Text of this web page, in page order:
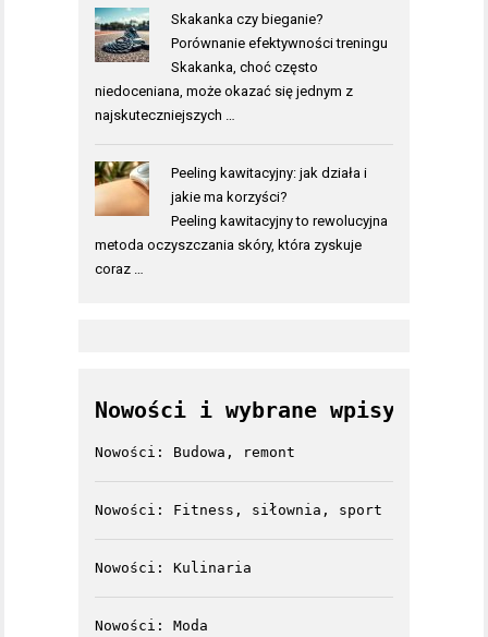
Skakanka czy bieganie?
Porównanie efektywności treningu
Skakanka, choć często
niedoceniana, może okazać się jednym z
najskuteczniejszych …
Peeling kawitacyjny: jak działa i
jakie ma korzyści?
Peeling kawitacyjny to rewolucyjna
metoda oczyszczania skóry, która zyskuje
coraz …
Nowości i wybrane wpisy
Nowości: Budowa, remont
Nowości: Fitness, siłownia, sport
Nowości: Kulinaria
Nowości: Moda